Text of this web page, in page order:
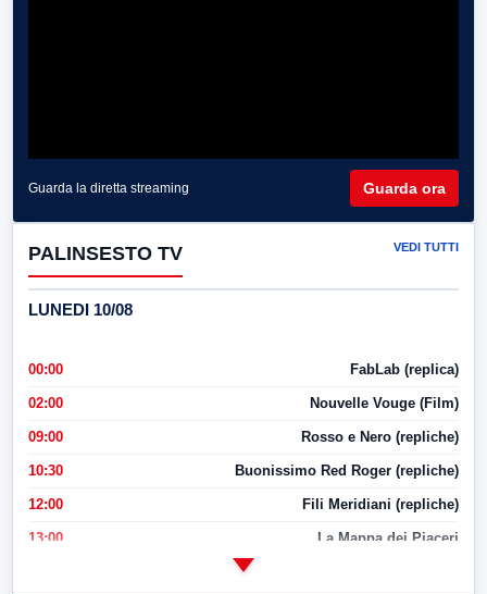
Guarda la diretta streaming Guarda ora
PALINSESTO TV VEDI TUTTI
LUNEDI 10/08
00:00 FabLab (replica)
02:00 Nouvelle Vouge (Film)
09:00 Rosso e Nero (repliche)
10:30 Buonissimo Red Roger (repliche)
12:00 Fili Meridiani (repliche)
13:00 La Mappa dei Piaceri